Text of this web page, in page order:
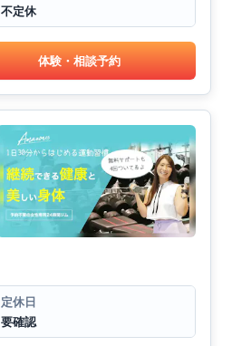
不定休
体験・相談予約
定休日
要確認